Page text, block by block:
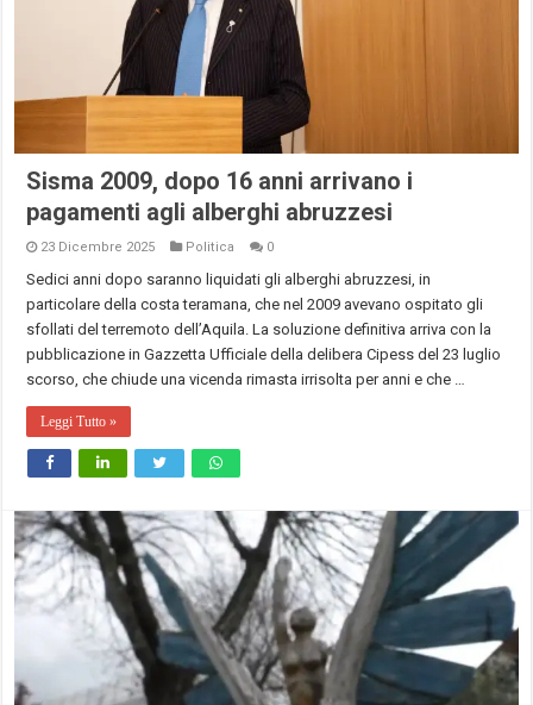
Sisma 2009, dopo 16 anni arrivano i
pagamenti agli alberghi abruzzesi
23 Dicembre 2025 Politica 0
Sedici anni dopo saranno liquidati gli alberghi abruzzesi, in
particolare della costa teramana, che nel 2009 avevano ospitato gli
sfollati del terremoto dell’Aquila. La soluzione definitiva arriva con la
pubblicazione in Gazzetta Ufficiale della delibera Cipess del 23 luglio
scorso, che chiude una vicenda rimasta irrisolta per anni e che …
Leggi Tutto »